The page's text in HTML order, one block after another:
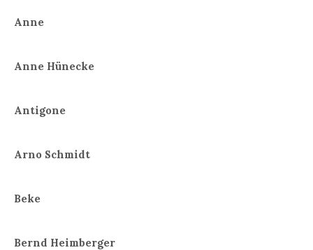
Anne
Anne Hünecke
Antigone
Arno Schmidt
Beke
Bernd Heimberger